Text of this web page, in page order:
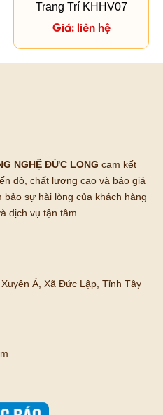
Trang Trí KHHV07
Giá: liên hệ
NGHỆ ĐỨC LONG cam kết
độ, chất lượng cao và báo giá
bảo sự hài lòng của khách hàng
dịch vụ tận tâm.
Á, Xã Đức Lập, Tỉnh Tây